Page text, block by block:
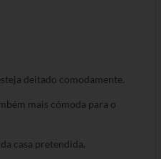
deitado comodamente.
mais cómoda para o
casa pretendida.